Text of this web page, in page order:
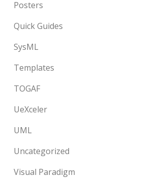
Posters
Quick Guides
SysML
Templates
TOGAF
UeXceler
UML
Uncategorized
Visual Paradigm